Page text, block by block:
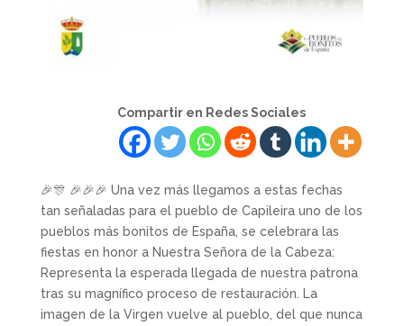
Compartir en Redes Sociales
🎉🎊 🎉🎉🎉 Una vez más llegamos a estas fechas
tan señaladas para el pueblo de Capileira uno de los
pueblos más bonitos de España, se celebrara las
fiestas en honor a Nuestra Señora de la Cabeza:
Representa la esperada llegada de nuestra patrona
tras su magnífico proceso de restauración. La
imagen de la Virgen vuelve al pueblo, del que nunca